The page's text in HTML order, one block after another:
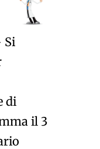
Si
di
il 3